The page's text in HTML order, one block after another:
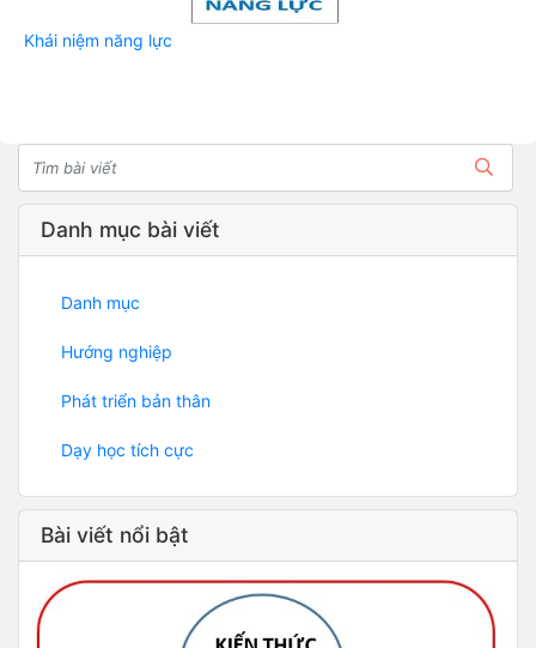
Khái niệm năng lực
Danh mục bài viết
Danh mục
Hướng nghiệp
Phát triển bản thân
Dạy học tích cực
Bài viết nổi bật